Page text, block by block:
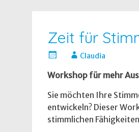
Zeit für
Claudia
Workshop für mehr
Sie möchten Ihre
entwickeln? Dieser
stimmlichen